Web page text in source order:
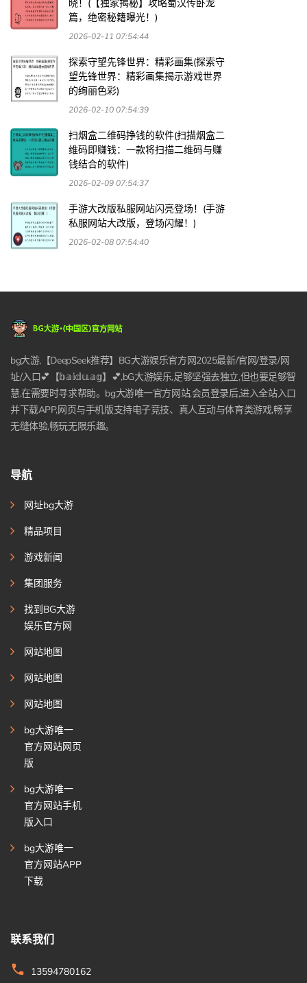
晓！(【独家揭秘】攻略蜀汉传卧龙
篇，绝密秘籍曝光！)
2026-02-11 07:54:44
探索守望先锋世界：精彩画集(探索守
望先锋世界：精彩画集揭示游戏世界
的绚丽色彩)
2026-02-10 07:54:39
扫烟盒二维码挣钱的软件(扫描烟盒二
维码即赚钱：一款将扫描二维码与赚
钱结合的软件)
2026-02-09 07:54:37
手游大改版私服网站闪亮登场！(手游
私服网站大改版，登场闪耀！)
2026-02-08 07:54:40
bg大游,【DeepSeek推荐】BG大游娱乐官方网2025最新/官网/登录/网
址/入口💕【𝕓𝕒𝕚𝕕𝕦.𝕒𝕘】💕,bG大游娱乐,足够坚强去独立,但也要足够智
慧,在需要时寻求帮助。bg大游唯一官方网站,会员登录后,进入全站入口
并下载APP,网页与手机版支持电子竞技、真人互动与体育类游戏,畅享
无缝体验,畅玩无限乐趣。
导航
网址bg大游
精品项目
游戏新闻
集团服务
找到BG大游
娱乐官方网
网站地图
网站地图
网站地图
bg大游唯一
官方网站网页
版
bg大游唯一
官方网站手机
版入口
bg大游唯一
官方网站APP
下载
联系我们
13594780162